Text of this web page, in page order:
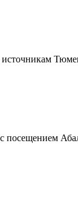
посещением